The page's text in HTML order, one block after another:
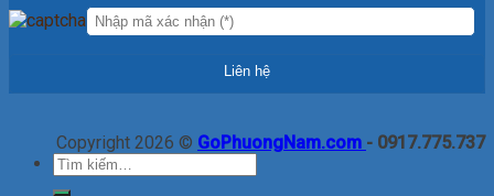
Copyright 2026 © GoPhuongNam.com - 0917.775.737
Tìm